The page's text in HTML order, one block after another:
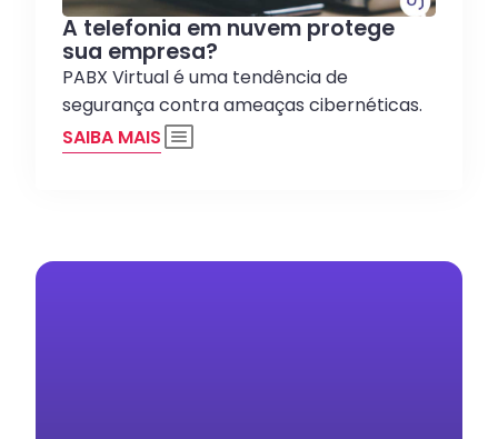
A telefonia em nuvem protege
sua empresa?
PABX Virtual é uma tendência de
segurança contra ameaças cibernéticas.
SAIBA MAIS